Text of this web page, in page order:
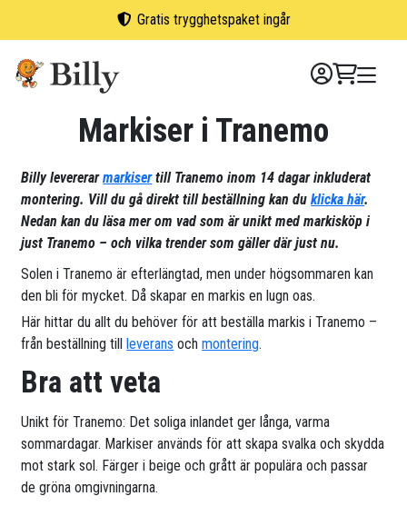
Gratis trygghetspaket ingår
Markiser i Tranemo
Billy levererarmarkisertill Tranemo inom 14 dagar inkluderat
montering. Vill du gå direkt till beställning kan duklicka här.
Nedan kan du läsa mer om vad som är unikt med markisköp i
just Tranemo – och vilka trender som gäller där just nu.
Solen i Tranemo är efterlängtad, men under högsommaren kan
den bli för mycket. Då skapar en markis en lugn oas.
Här hittar du allt du behöver för att beställa markis i Tranemo –
från beställning tillleverans ochmontering.
Bra att veta
Unikt för Tranemo: Det soliga inlandet ger långa, varma
sommardagar. Markiser används för att skapa svalka och skydda
mot stark sol. Färger i beige och grått är populära och passar
de gröna omgivningarna.